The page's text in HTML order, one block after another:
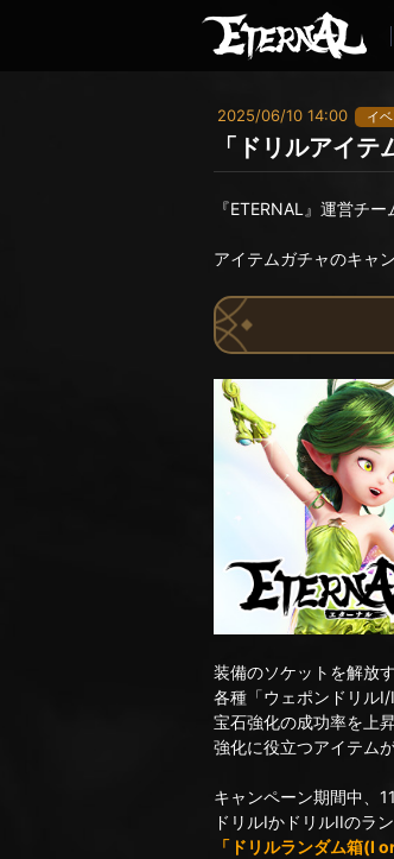
2025/06/10 14:00 イ
「ドリルアイ
『ETERNAL』運営チー
アイテムガチャのキャ
装備のソケットを解放
各種「ウェポンドリルⅠ/
宝石強化の成功率を上
強化に役立つアイテム
キャンペーン期間中、
ドリルIかドリルIIのラ
「ドリルランダム箱(I